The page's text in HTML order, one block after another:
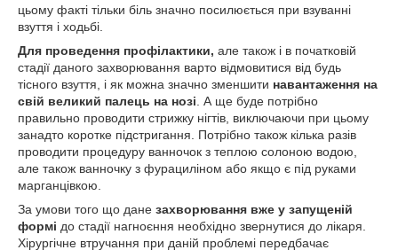
цьому факті тільки біль значно посилюється при взуванні
взуття і ходьбі.
Для проведення профілактики, але також і в початковій
стадії даного захворювання варто відмовитися від будь
тісного взуття, і як можна значно зменшити навантаження на
свій великий палець на нозі . А ще буде потрібно
правильно проводити стрижку нігтів, виключаючи при цьому
занадто коротке підстригання. Потрібно також кілька разів
проводити процедуру ванночок з теплою солоною водою,
але також ванночку з фурациліном або якщо є під руками
марганцівкою.
За умови того що дане захворювання вже у запущеній
формі до стадії нагноєння необхідно звернутися до лікаря.
Хірургічне втручання при даній проблемі передбачає